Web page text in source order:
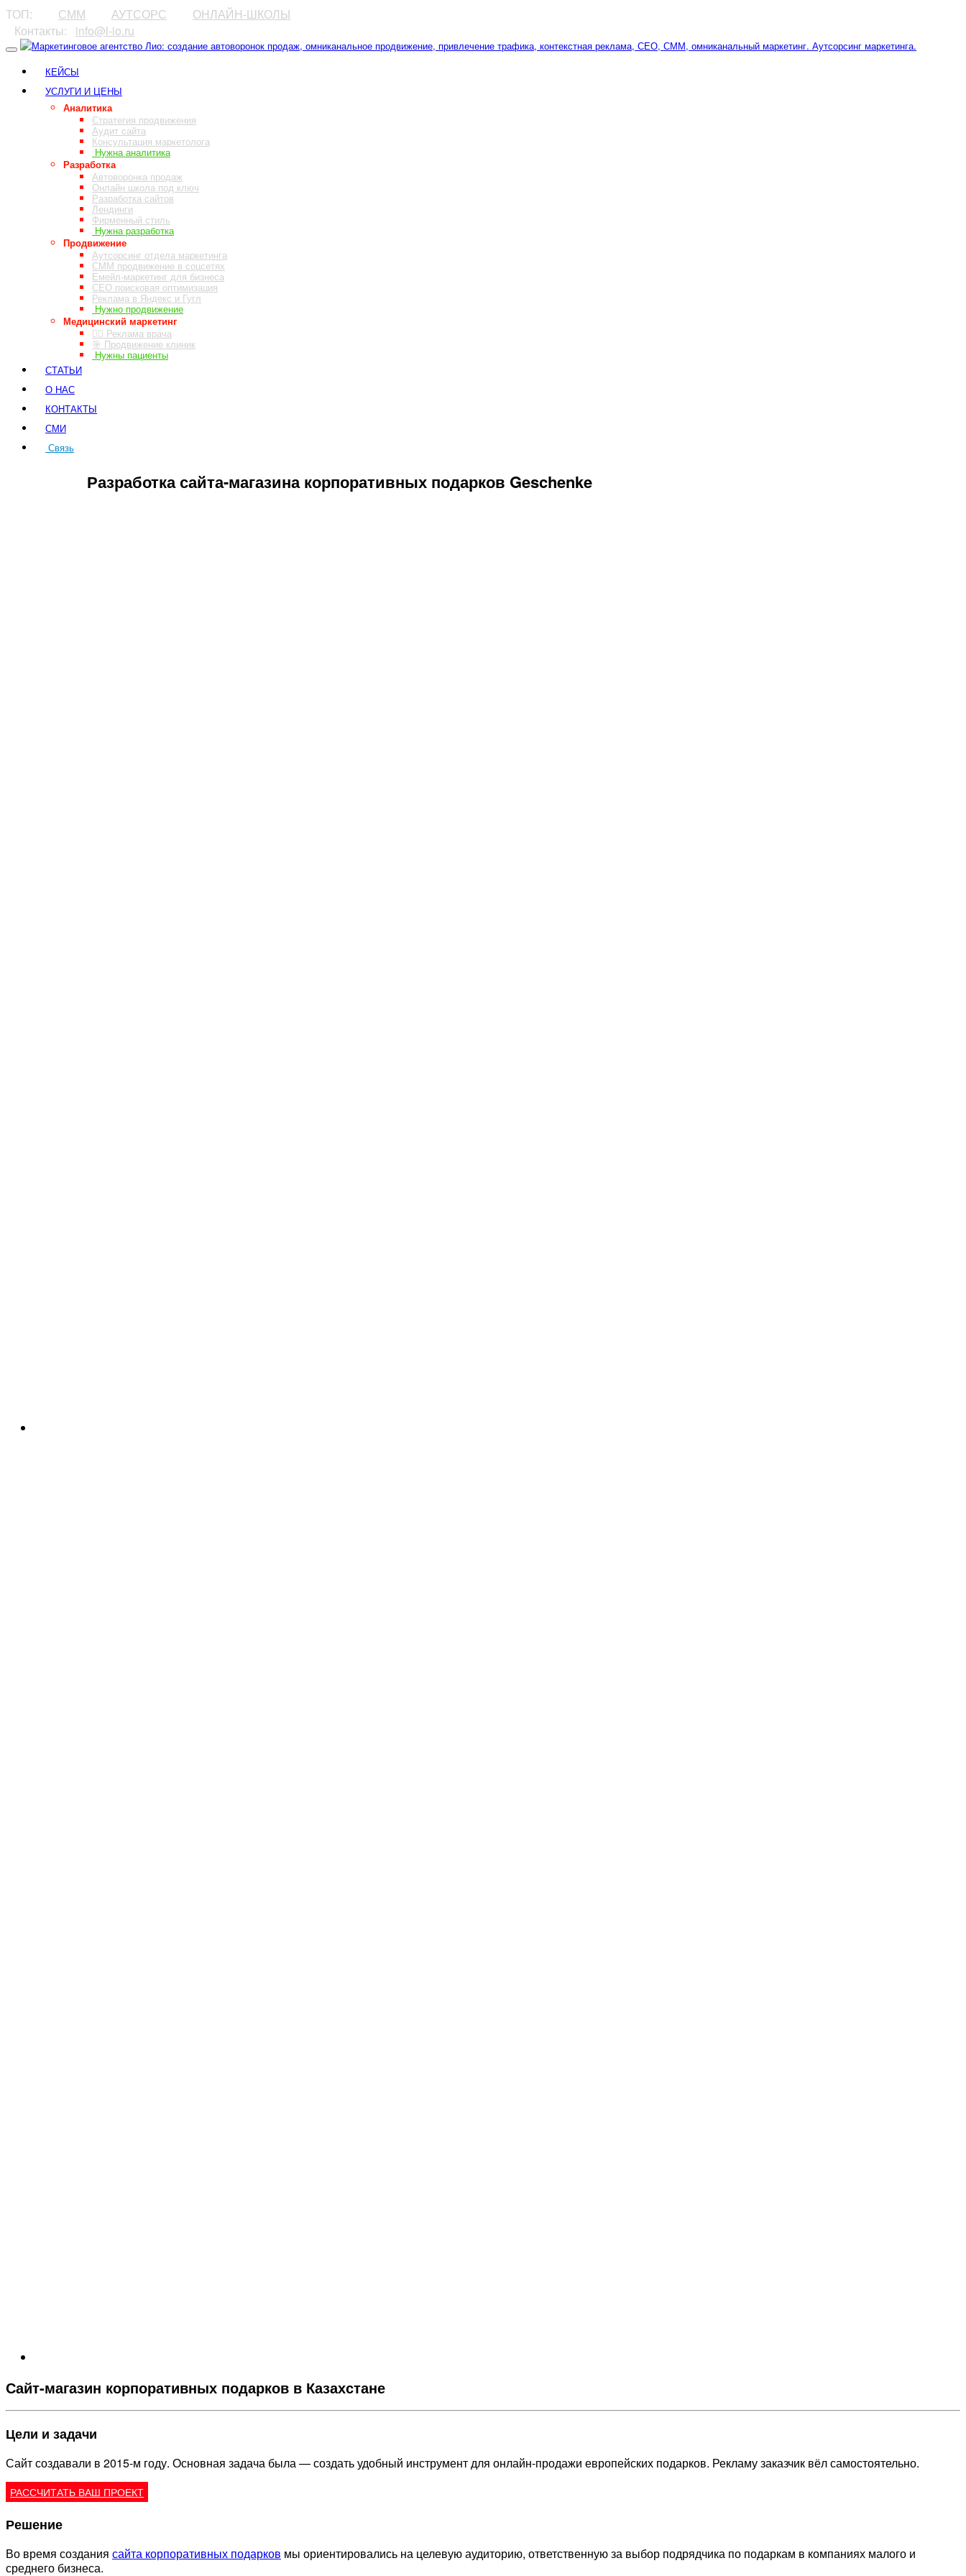
ТОП: СММ АУТСОРС
ОНЛАЙН-ШКОЛЫ
⠀Контакты:⠀ info@l-io.ru
КЕЙСЫ
УСЛУГИ И ЦЕНЫ
Аналитика
Стратегия продвижения
Аудит сайта
Консультация маркетолога
Нужна аналитика
Разработка
Автоворонка продаж
Онлайн школа под ключ
Разработка сайтов
Лендинги
Фирменный стиль
Нужна разработка
Продвижение
Аутсорсинг отдела маркетинга
СММ продвижение в соцсетях
Емейл-маркетинг для бизнеса
СЕО поисковая оптимизация
Реклама в Яндекс и Гугл
Нужно продвижение
Медицинский маркетинг
👨‍⚕️ Реклама врача
🎯 Продвижение клиник
Нужны пациенты
СТАТЬИ
О НАС
КОНТАКТЫ
СМИ
Связь
Разработка сайта-магазина корпоративных подарков Geschenke
Сайт-магазин корпоративных подарков в Казахстане
Цели и задачи
Сайт создавали в 2015-м году. Основная задача была — создать удобный инструмент для онлайн-продажи европейских подарков. Рекламу заказчик вёл самостоятельно.
РАССЧИТАТЬ ВАШ ПРОЕКТ
Решение
Во время создания сайта корпоративных подарков мы ориентировались на целевую аудиторию, ответственную за выбор подрядчика по подаркам в компаниях малого и
среднего бизнеса.